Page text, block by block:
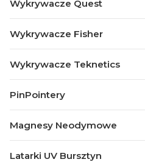
Wykrywacze Quest
Wykrywacze Fisher
Wykrywacze Teknetics
PinPointery
Magnesy Neodymowe
Latarki UV Bursztyn